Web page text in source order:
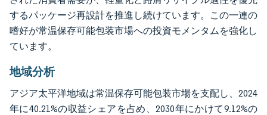
するパッケージ再設計を推進し続けています。この一連の
嗜好が常温保存可能包装市場への投資モメンタムを強化し
ています。
地域分析
アジア太平洋地域は常温保存可能包装市場を支配し、2024
年に40.21%の収益シェアを占め、2030年にかけて9.12%の